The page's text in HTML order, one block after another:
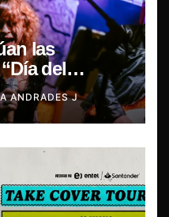
las
del
este
ANDRADES J